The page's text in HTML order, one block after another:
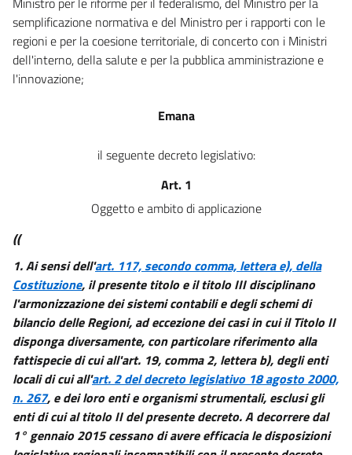
29
30
31
32
((Titolo III
Ordinamento finanziario e contabile delle regioni))
37
38
39
40
41
42
43
44
semplificazione normativa e del Ministro per i rapporti con le
regioni e per la coesione territoriale, di concerto con i Ministri
dell'interno, della salute e per la pubblica amministrazione e
l'innovazione;
Emana
il seguente decreto legislativo:
Art. 1
Oggetto e ambito di applicazione
((
1.Ai sensi dell'art. 117, secondo comma, lettera e), della
Costituzione, il presente titolo e il titolo III disciplinano
l'armonizzazione dei sistemi contabili e degli schemi di
bilancio delle Regioni, ad eccezione dei casi in cui il Titolo II
disponga diversamente, con particolare riferimento alla
fattispecie di cui all'art. 19, comma 2, lettera b), degli enti
locali di cui all'art. 2 del decreto legislativo 18 agosto 2000,
n. 267, e dei loro enti e organismi strumentali, esclusi gli
enti di cui al titolo II del presente decreto. A decorrere dal
1° gennaio 2015 cessano di avere efficacia le disposizioni